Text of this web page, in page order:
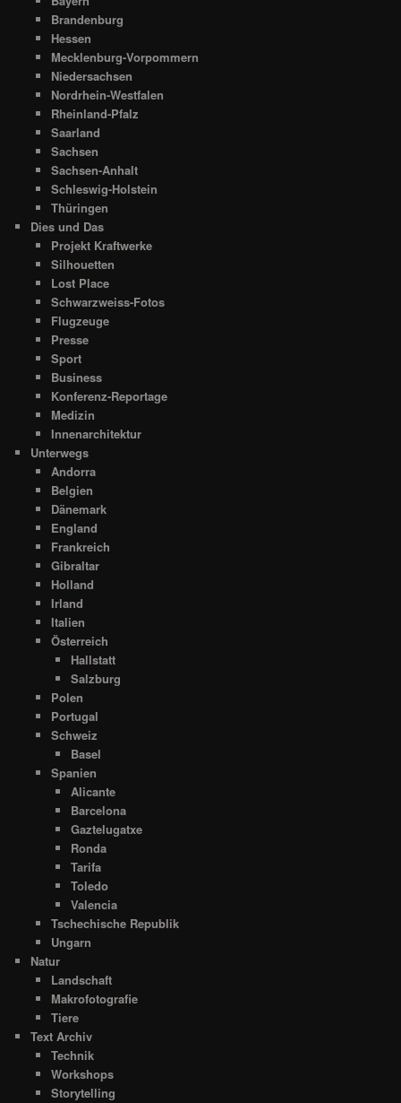
Brandenburg
Hessen
Mecklenburg-Vorpommern
Niedersachsen
Nordrhein-Westfalen
Rheinland-Pfalz
Saarland
Sachsen
Sachsen-Anhalt
Schleswig-Holstein
Thüringen
Dies und Das
Projekt Kraftwerke
Silhouetten
Lost Place
Schwarzweiss-Fotos
Flugzeuge
Presse
Sport
Business
Konferenz-Reportage
Medizin
Innenarchitektur
Unterwegs
Andorra
Belgien
Dänemark
England
Frankreich
Gibraltar
Holland
Irland
Italien
Österreich
Hallstatt
Salzburg
Polen
Portugal
Schweiz
Basel
Spanien
Alicante
Barcelona
Gaztelugatxe
Ronda
Tarifa
Toledo
Valencia
Tschechische Republik
Ungarn
Natur
Landschaft
Makrofotografie
Tiere
Text Archiv
Technik
Workshops
Storytelling